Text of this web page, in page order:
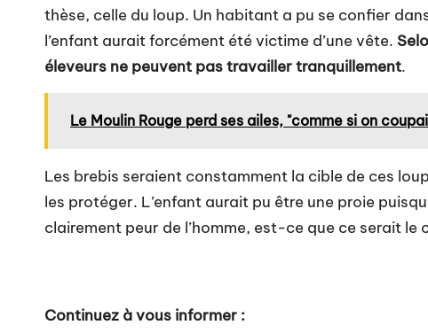
thèse, celle du loup. Un habitant a pu se confier
l’enfant aurait forcément été victime d’une vête.
éleveurs ne peuvent pas travailler tranquillement.
Le Moulin Rouge perd ses ailes, "comme si on
Les brebis seraient constamment la cible de ces
les protéger. L’enfant aurait pu être une proie
clairement peur de l’homme, est-ce que ce serait
Continuez à vous informer :